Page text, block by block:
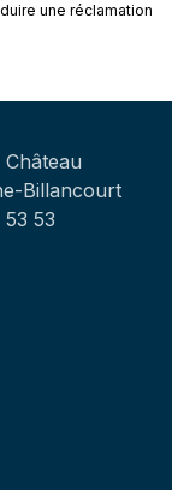
une réclamation
Billancourt
53 53